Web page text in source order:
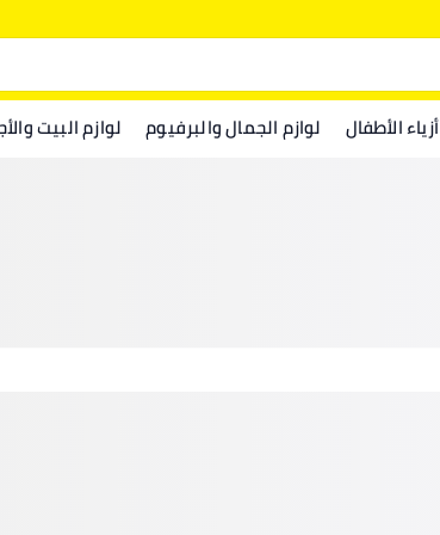
أزياء الأطفال لوازم الجمال والبرفيوم لوازم البيت